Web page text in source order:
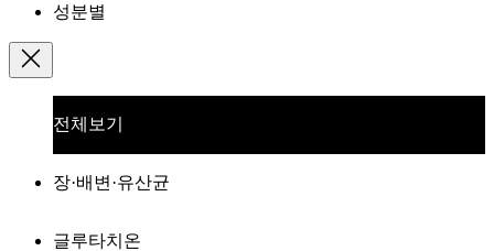
성분별
전체보기
장·배변·유산균
글루타치온